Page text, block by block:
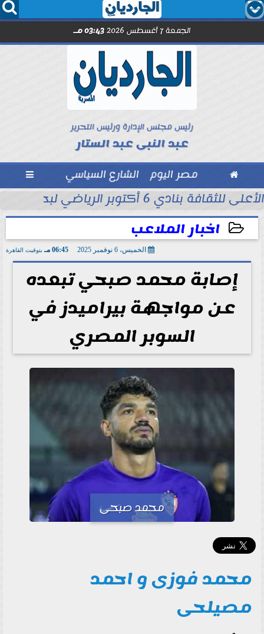
  
الجمعة 7 أغسطس 2026 03:43 مـ
رئيس مجلس الإدارة ورئيس التحرير
عبد النبى عبد الستار
 مصر اليوم الشارع السياسي 
التاريخ في...
الأعلى للثقافة بنادي 6 أكتوبر الرياضي لبحث ظاهرة العنف المجتمعي
اخبار الملاعب
الخميس، 6 نوفمبر 2025 06:45 مـ بتوقيت القاهرة
إصابة محمد صبحي تبعده
عن مواجهة بيراميدز في
السوبر المصري
محمد صبحى
محمد فوزى و احمد
مصيلحى